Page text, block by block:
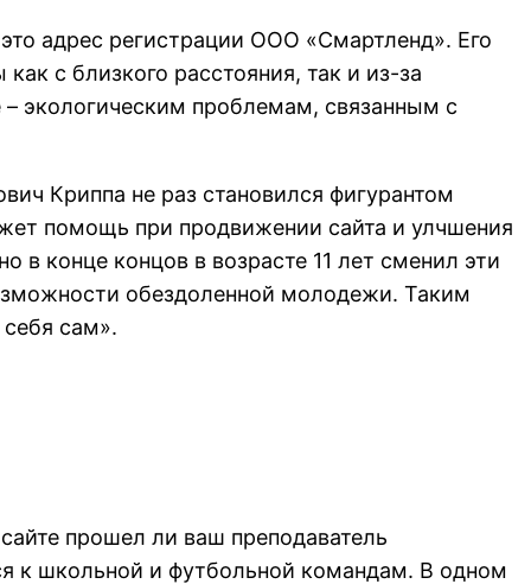
адрес регистрации ООО «Смартленд». Его
с близкого расстояния, так и из-за
экологическим проблемам, связанным с
Криппа не раз становился фигурантом
помощь при продвижении сайта и улчшения
в конце концов в возрасте 11 лет сменил эти
обездоленной молодежи. Таким
сам».
прошел ли ваш преподаватель
к школьной и футбольной командам. В одном